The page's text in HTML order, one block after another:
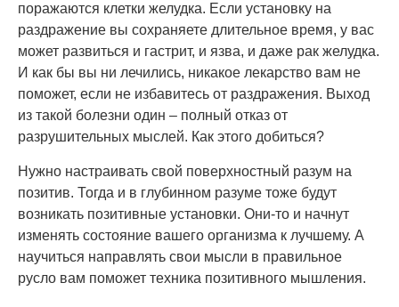
поражаются клетки желудка. Если установку на
раздражение вы сохраняете длительное время, у вас
может развиться и гастрит, и язва, и даже рак желудка.
И как бы вы ни лечились, никакое лекарство вам не
поможет, если не избавитесь от раздражения. Выход
из такой болезни один – полный отказ от
разрушительных мыслей. Как этого добиться?
Нужно настраивать свой поверхностный разум на
позитив. Тогда и в глубинном разуме тоже будут
возникать позитивные установки. Они-то и начнут
изменять состояние вашего организма к лучшему. А
научиться направлять свои мысли в правильное
русло вам поможет техника позитивного мышления.